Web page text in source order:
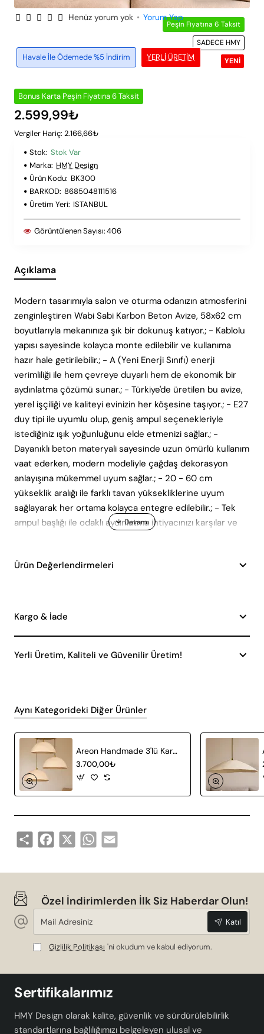
Peşin Fiyatına 6 Taksit
YENI
SADECE HMY
YERLI ÜRETIM
Havale İle Ödemede %5 İndirim
Henüz yorum yok • Yorum Yap
Bonus Karta Peşin Fiyatına 6 Taksit
2.599,99₺
Vergiler Hariç: 2.166,66₺
Stok: Stok Var
Marka: HMY Design
Ürün Kodu: BK300
BARKOD: 8685048111516
Üretim Yeri: ISTANBUL
Görüntülenen Sayısı:406
Açıklama
Modern tasarımıyla salon ve oturma odanızın atmosferini
zenginleştiren Wabi Sabi Karbon Beton Avize, 58x62 cm
boyutlarıyla mekanınıza şık bir dokunuş katıyor.; - Kablolu
yapısı sayesinde kolayca monte edilebilir ve kullanıma
hazır hale getirilebilir.; - A (Yeni Enerji Sınıfı) enerji
verimliliği ile hem çevreye duyarlı hem de ekonomik bir
aydınlatma çözümü sunar.; - Türkiye'de üretilen bu avize,
yerel işçiliği ve kaliteyi evinizin her köşesine taşıyor.; - E27
duy tipi ile uyumlu olup, geniş ampul seçenekleriyle
istediğiniz ışık yoğunluğunu elde etmenizi sağlar.; -
Dayanıklı beton materyali sayesinde uzun ömürlü kullanım
vaat ederken, modern modeliyle çağdaş dekorasyon
anlayışına mükemmel uyum sağlar.; - 20 - 60 cm
yükseklik aralığı ile farklı tavan yüksekliklerine uyum
sağlayarak her ortama kolayca entegre edilebilir.; - Tek
ampul başlığı ile odaklı aydınlatma ihtiyacınızı karşılar ve
Ürün Değerlendirmeleri
Kargo & İade
Yerli Üretim, Kaliteli ve Güvenilir Üretim!
Aynı Kategorideki Diğer Ürünler
Areon Handmade 3'lü Karbon Beton Avize
3.700,00₺
Share Facebook
X WhatsApp
Email
Özel İndirimlerden İlk Siz Haberdar Olun!
Mail
Adresiniz
Katıl
Gizlilik Politikası 'ni okudum ve kabul ediyorum.
Sertifikalarımız
HMY Design olarak kalite, güvenlik ve sürdürülebilirlik
standartlarına bağlılığımızı belgeleyen ulusal ve